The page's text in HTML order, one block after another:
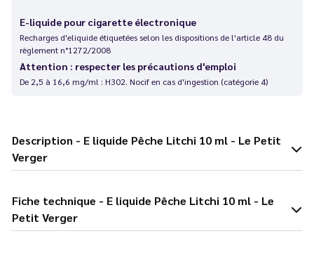
E-liquide pour cigarette électronique
Recharges d'eliquide étiquetées selon les dispositions de l'article 48 du
règlement n°1272/2008
Attention : respecter les précautions d'emploi
De 2,5 à 16,6 mg/ml : H302. Nocif en cas d'ingestion (catégorie 4)
Description - E liquide Pêche Litchi 10 ml - Le Petit
Verger
Fiche technique - E liquide Pêche Litchi 10 ml - Le
Petit Verger